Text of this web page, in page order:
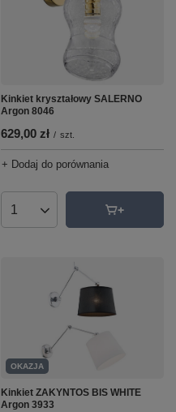
Kinkiet kryształowy SALERNO
Argon 8046
629,00 zł / szt.
+ Dodaj do porównania
Ilość produktów
OKAZJA
Kinkiet ZAKYNTOS BIS WHITE
Argon 3933